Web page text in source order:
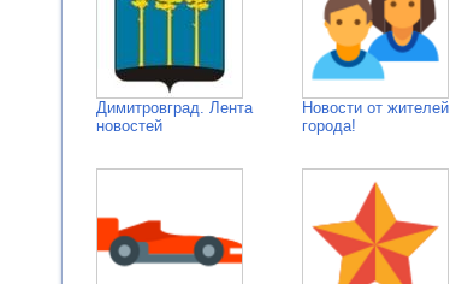
Димитровград. Лента
новостей
Новости от жителей
города!